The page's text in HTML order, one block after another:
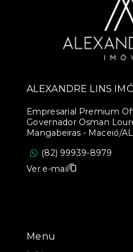
Menu
ALEXANDRE LINS
Empresarial Premium
Governador Osman
Mangabeiras - Maceió/
(82) 99939-8979
Ver e-mail